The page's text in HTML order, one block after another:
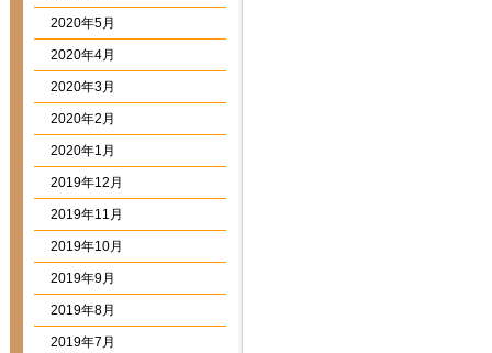
2020年5月
2020年4月
2020年3月
2020年2月
2020年1月
2019年12月
2019年11月
2019年10月
2019年9月
2019年8月
2019年7月